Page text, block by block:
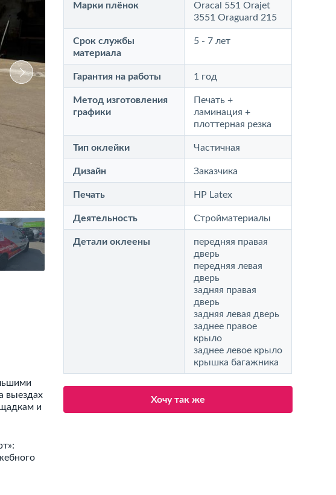
выездах
и
Марки плёнок
Oracal 551 Orajet
3551 Oraguard 215
Срок службы
материала
5 - 7 лет
Гарантия на работы 1 год
Метод изготовления
графики
Печать +
ламинация +
плоттерная резка
Тип оклейки Частичная
Дизайн Заказчика
Печать HP Latex
Деятельность Стройматериалы
Детали оклеены
передняя правая
дверь
передняя левая
дверь
задняя правая
дверь
задняя левая дверь
заднее правое
крыло
заднее левое крыло
крышка багажника
Хочу так же